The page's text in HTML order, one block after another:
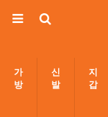
가
방
신
발
지
갑